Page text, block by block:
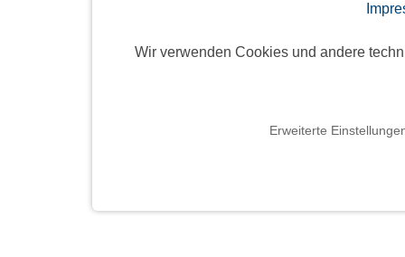
Wir verwenden Cookies und andere
Erweiterte